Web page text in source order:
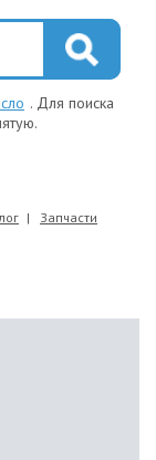
. Для поиска
Запчасти